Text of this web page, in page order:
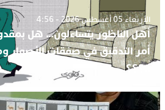
الأربعاء 05 أغسطس 2026 - 4:56
أهل الناظور يتساءلون… هل
أمر التدقيق في صفقات الأصوار
..؟؟؟.